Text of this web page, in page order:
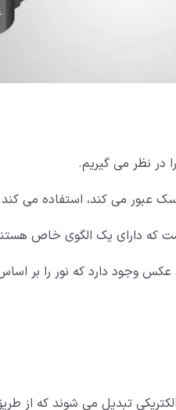
در نظر می گیریم.
عبور می کند، استفاده می
که دارای یک الگوی خاص
وجود دارد که نور را بر اساس